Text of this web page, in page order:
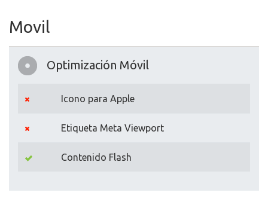
Movil
Optimización Móvil
Icono para Apple
Etiqueta Meta Viewport
Contenido Flash